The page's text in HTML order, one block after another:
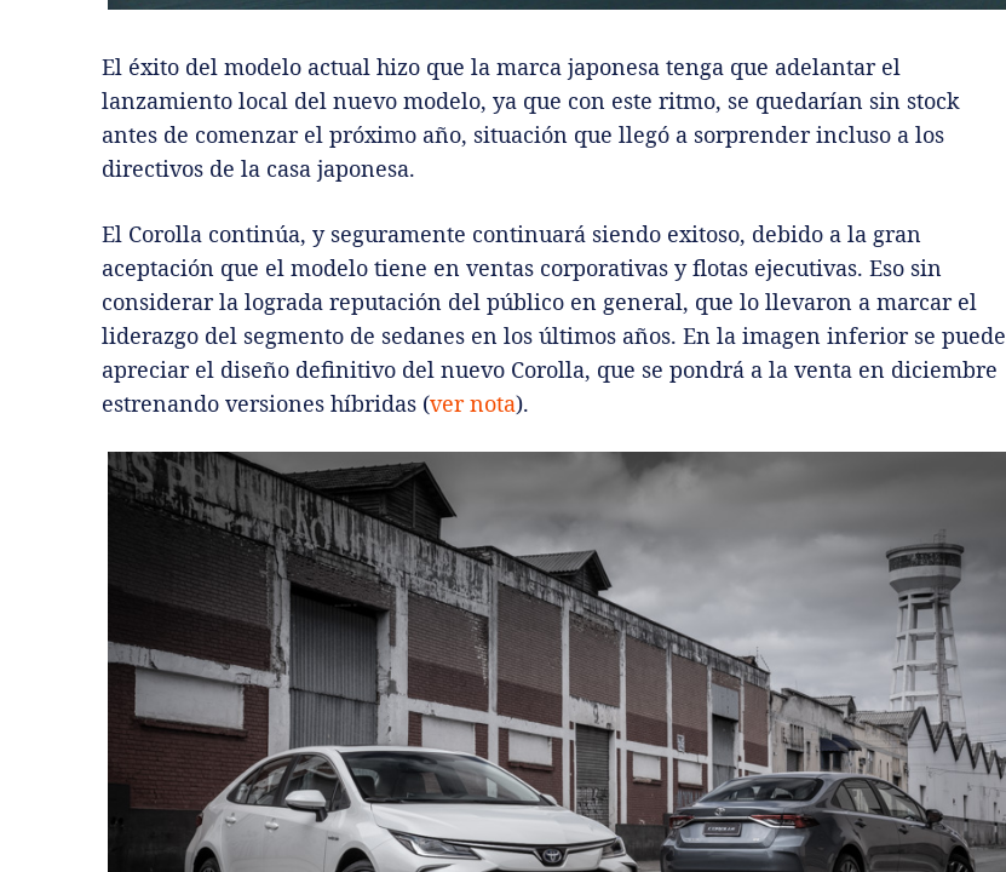
El éxito del modelo actual hizo que la marca japonesa tenga que adelantar el
lanzamiento local del nuevo modelo, ya que con este ritmo, se quedarían sin stock
antes de comenzar el próximo año, situación que llegó a sorprender incluso a los
directivos de la casa japonesa.
El Corolla continúa, y seguramente continuará siendo exitoso, debido a la gran
aceptación que el modelo tiene en ventas corporativas y flotas ejecutivas. Eso sin
considerar la lograda reputación del público en general, que lo llevaron a marcar el
liderazgo del segmento de sedanes en los últimos años. En la imagen inferior se puede
apreciar el diseño definitivo del nuevo Corolla, que se pondrá a la venta en diciembre
estrenando versiones híbridas (ver nota).